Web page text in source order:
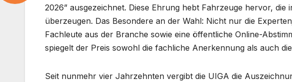
2026” ausgezeichnet. Diese Ehrung hebt Fahrzeuge hervor,
überzeugen. Das Besondere an der Wahl: Nicht nur die
Fachleute aus der Branche sowie eine öffentliche Online-
spiegelt der Preis sowohl die fachliche Anerkennung als auch
Seit nunmehr vier Jahrzehnten vergibt die UIGA die